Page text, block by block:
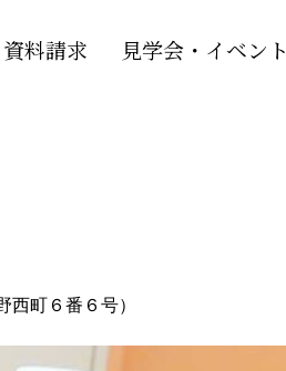
資料請求 見学会・イベント
町６番６号）